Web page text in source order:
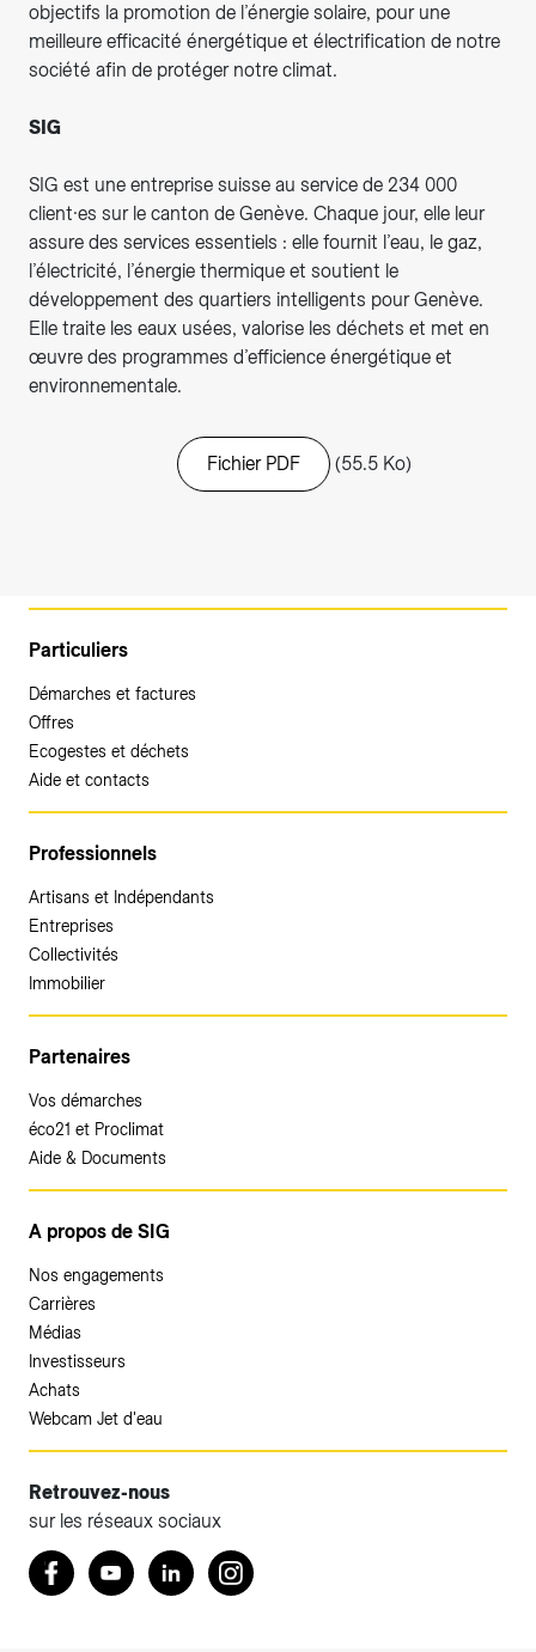
objectifs la promotion de l’énergie solaire, pour une
meilleure efficacité énergétique et électrification de notre
société afin de protéger notre climat.
SIG
SIG est une entreprise suisse au service de 234 000
client·es sur le canton de Genève. Chaque jour, elle leur
assure des services essentiels : elle fournit l’eau, le gaz,
l’électricité, l’énergie thermique et soutient le
développement des quartiers intelligents pour Genève.
Elle traite les eaux usées, valorise les déchets et met en
œuvre des programmes d’efficience énergétique et
environnementale.
Fichier PDF (55.5 Ko)
Particuliers
Démarches et factures
Offres
Ecogestes et déchets
Aide et contacts
Professionnels
Artisans et Indépendants
Entreprises
Collectivités
Immobilier
Partenaires
Vos démarches
éco21 et Proclimat
Aide & Documents
A propos de SIG
Nos engagements
Carrières
Médias
Investisseurs
Achats
Webcam Jet d'eau
Retrouvez-nous
sur les réseaux sociaux
Retrouvez nous sur Facebook
YoutubeLinkedInInstagram
Accéder à votre espace client SIG.
Votre espace client SIG n'est pas optimisé pour une